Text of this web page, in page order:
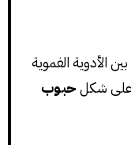
الأدوية الفموية
على شكلحبوب